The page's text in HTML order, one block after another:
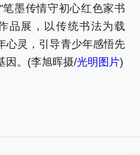
墨传情守初心红色家书
品展，以传统书法为载
心灵，引导青少年感悟先
因。(李旭晖摄/光明图片)